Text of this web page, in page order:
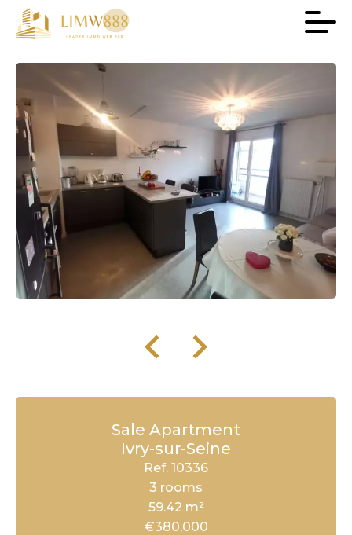
Sale Apartment
Ivry-sur-Seine
Ref. 10336
3 rooms
59.42 m²
€380,000